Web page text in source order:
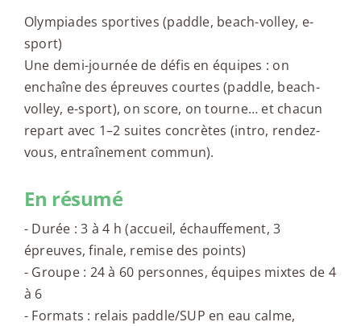
Olympiades sportives (paddle, beach-volley, e-
sport)
Une demi-journée de défis en équipes : on
enchaîne des épreuves courtes (paddle, beach-
volley, e-sport), on score, on tourne… et chacun
repart avec 1–2 suites concrètes (intro, rendez-
vous, entraînement commun).
En résumé
- Durée : 3 à 4 h (accueil, échauffement, 3
épreuves, finale, remise des points)
- Groupe : 24 à 60 personnes, équipes mixtes de 4
à 6
- Formats : relais paddle/SUP en eau calme,